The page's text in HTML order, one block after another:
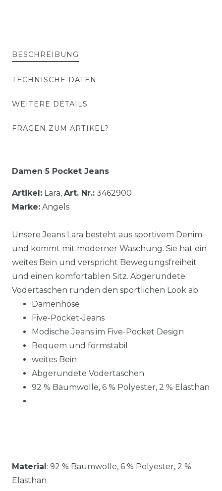
BESCHREIBUNG
TECHNISCHE DATEN
WEITERE DETAILS
FRAGEN ZUM ARTIKEL?
Damen 5 Pocket Jeans
Artikel: Lara, Art. Nr.: 3462900
Marke: Angels
Unsere Jeans Lara besteht aus sportivem Denim
und kommt mit moderner Waschung. Sie hat ein
weites Bein und verspricht Bewegungsfreiheit
und einen komfortablen Sitz. Abgerundete
Vodertaschen runden den sportlichen Look ab.
Damenhose
Five-Pocket-Jeans
Modische Jeans im Five-Pocket Design
Bequem und formstabil
weites Bein
Abgerundete Vodertaschen
92 % Baumwolle, 6 % Polyester, 2 % Elasthan
Material: 92 % Baumwolle, 6 % Polyester, 2 %
Elasthan